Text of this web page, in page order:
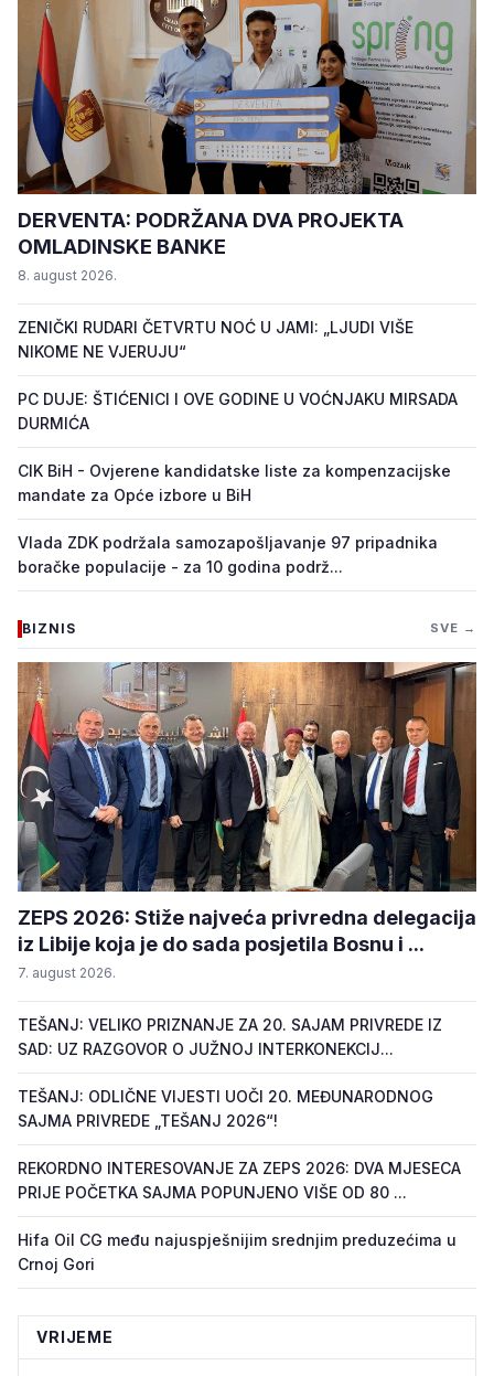
DERVENTA: PODRŽANA DVA PROJEKTA
OMLADINSKE BANKE
8. august 2026.
ZENIČKI RUDARI ČETVRTU NOĆ U JAMI: „LJUDI VIŠE
NIKOME NE VJERUJU“
PC DUJE: ŠTIĆENICI I OVE GODINE U VOĆNJAKU MIRSADA
DURMIĆA
CIK BiH - Ovjerene kandidatske liste za kompenzacijske
mandate za Opće izbore u BiH
Vlada ZDK podržala samozapošljavanje 97 pripadnika
boračke populacije - za 10 godina podrž...
BIZNIS SVE →
ZEPS 2026: Stiže najveća privredna delegacija
iz Libije koja je do sada posjetila Bosnu i ...
7. august 2026.
TEŠANJ: VELIKO PRIZNANJE ZA 20. SAJAM PRIVREDE IZ
SAD: UZ RAZGOVOR O JUŽNOJ INTERKONEKCIJ...
TEŠANJ: ODLIČNE VIJESTI UOČI 20. MEĐUNARODNOG
SAJMA PRIVREDE „TEŠANJ 2026“!
REKORDNO INTERESOVANJE ZA ZEPS 2026: DVA MJESECA
PRIJE POČETKA SAJMA POPUNJENO VIŠE OD 80 ...
Hifa Oil CG među najuspješnijim srednjim preduzećima u
Crnoj Gori
VRIJEME